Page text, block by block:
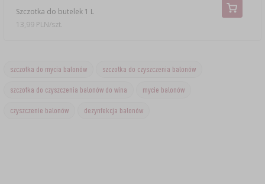
Szczotka do butelek 1 L
13,99 PLN/szt.
szczotka do mycia balonów szczotka do czyszczenia balonów
szczotka do czyszczenia balonów do wina mycie balonów
czyszczenie balonów dezynfekcja balonów